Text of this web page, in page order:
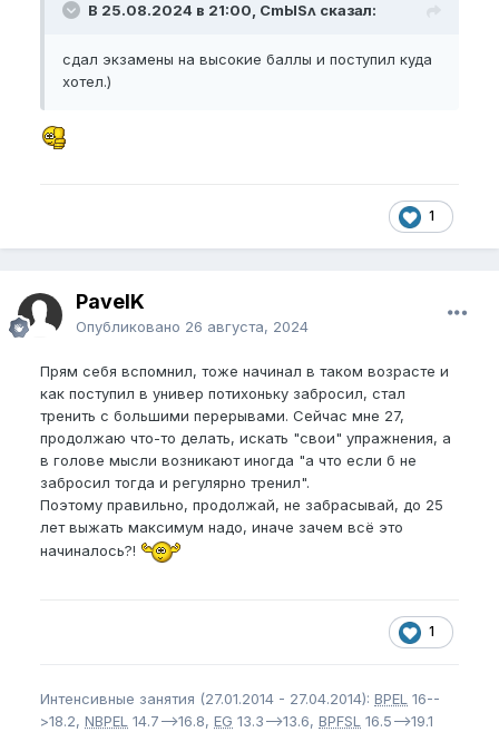
В 25.08.2024 в 21:00, CmЫSʌ сказал:
сдал экзамены на высокие баллы и поступил куда
хотел.)
1
PavelK
Опубликовано 26 августа, 2024
Прям себя вспомнил, тоже начинал в таком возрасте и
как поступил в универ потихоньку забросил, стал
тренить с большими перерывами. Сейчас мне 27,
продолжаю что-то делать, искать "свои" упражнения, а
в голове мысли возникают иногда "а что если б не
забросил тогда и регулярно тренил".
Поэтому правильно, продолжай, не забрасывай, до 25
лет выжать максимум надо, иначе зачем всё это
начиналось?!
1
Интенсивные занятия (27.01.2014 - 27.04.2014): BPEL 16--
>18.2, NBPEL 14.7-->16.8, EG 13.3-->13.6, BPFSL 16.5-->19.1